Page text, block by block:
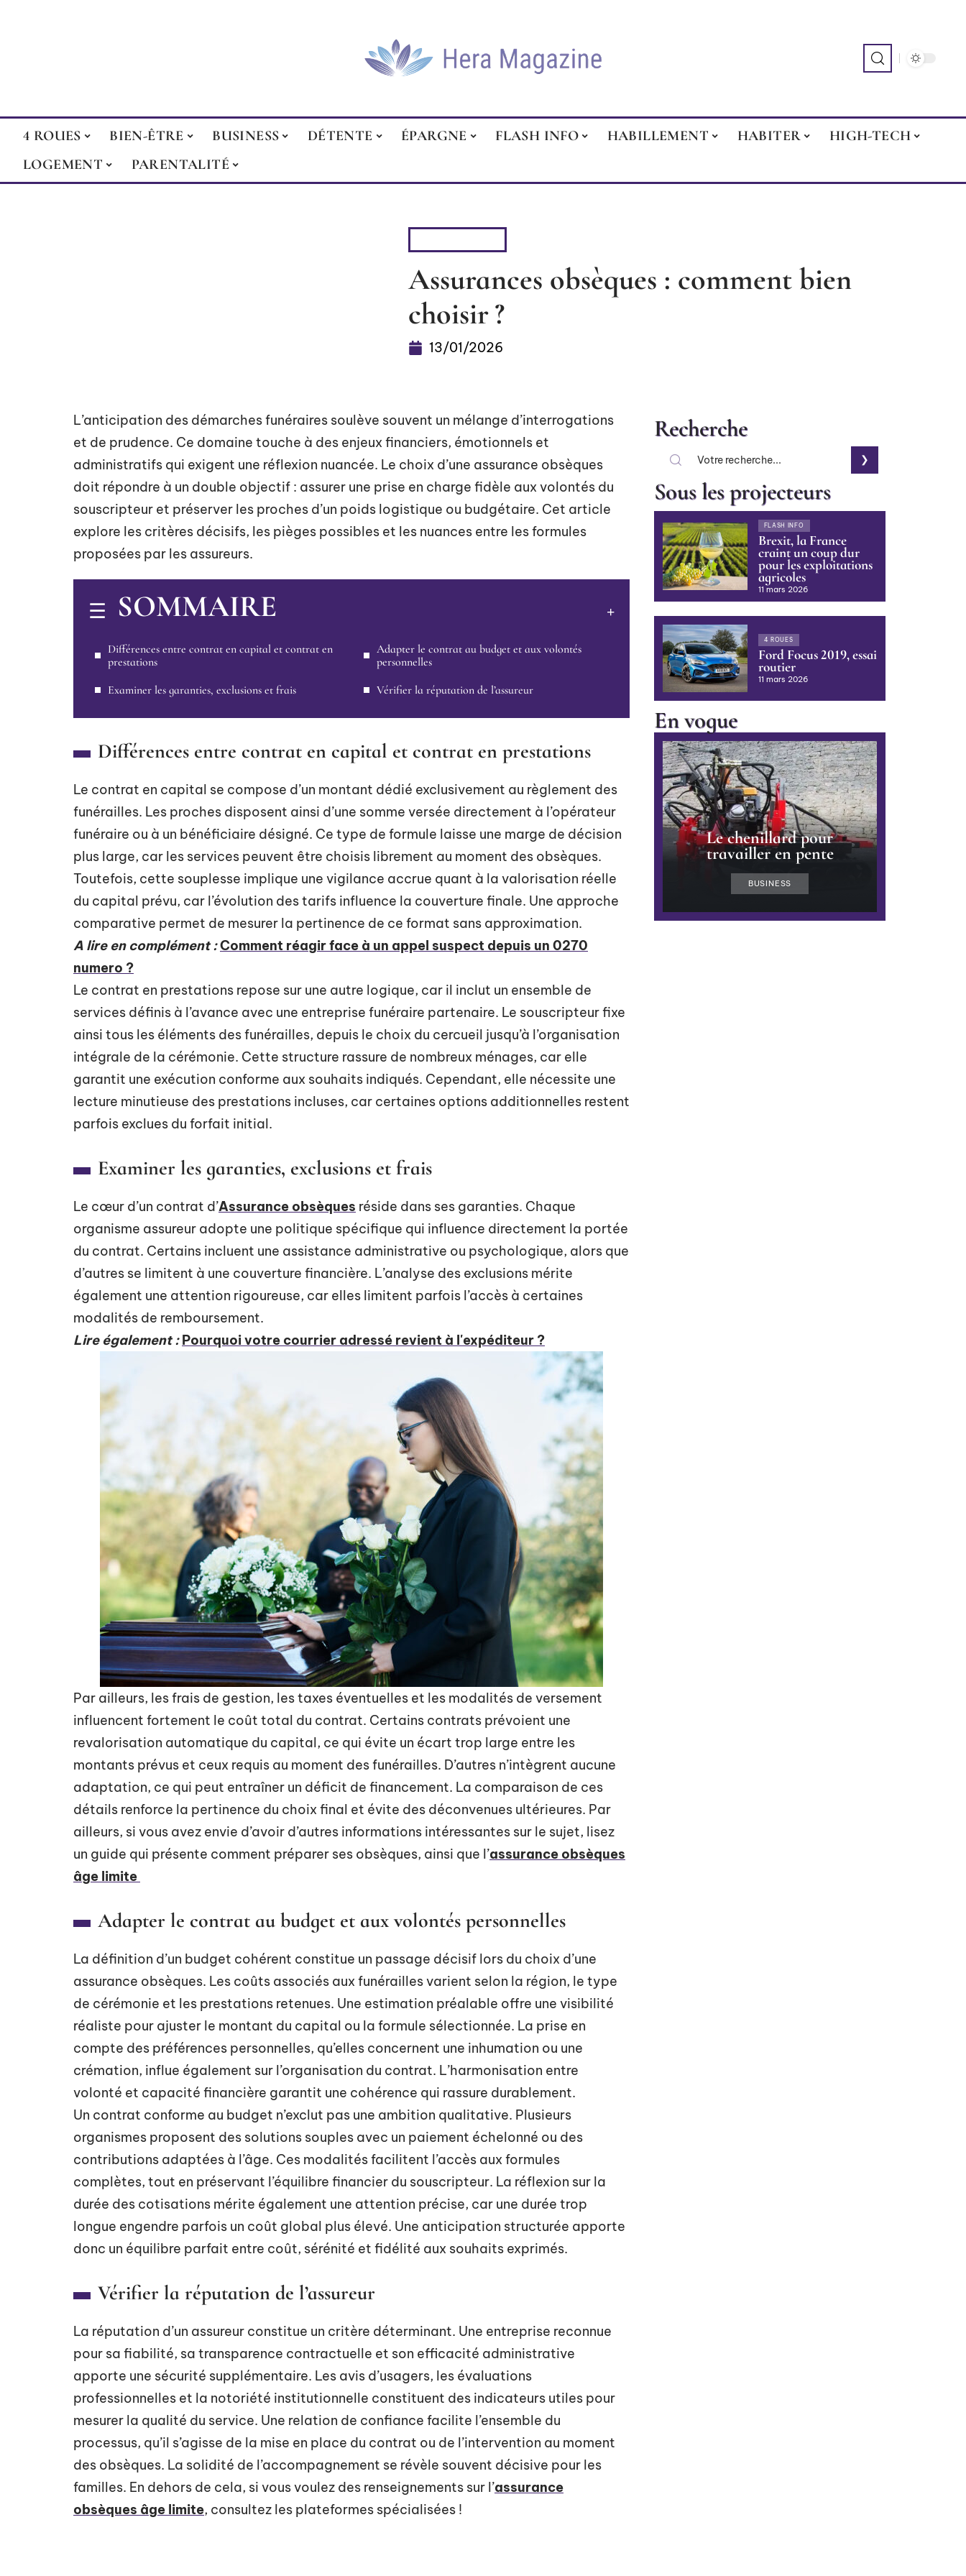
4 ROUES BIEN-ÊTRE BUSINESS DÉTENTE ÉPARGNE FLASH INFO HABILLEMENT HABITER
HIGH-TECH
LOGEMENT
PARENTALITÉ
Assurances obsèques : comment bien
choisir ?
13/01/2026
L’anticipation des démarches funéraires soulève souvent un mélange d’interrogations
et de prudence. Ce domaine touche à des enjeux financiers, émotionnels et
administratifs qui exigent une réflexion nuancée. Le choix d’une assurance obsèques
doit répondre à un double objectif : assurer une prise en charge fidèle aux volontés du
souscripteur et préserver les proches d’un poids logistique ou budgétaire. Cet article
explore les critères décisifs, les pièges possibles et les nuances entre les formules
proposées par les assureurs.
SOMMAIRE
Différences entre contrat en capital et contrat en
prestations
Examiner les garanties, exclusions et frais
Adapter le contrat au budget et aux volontés
personnelles
Vérifier la réputation de l’assureur
Différences entre contrat en capital et contrat en prestations
Le contrat en capital se compose d’un montant dédié exclusivement au règlement des
funérailles. Les proches disposent ainsi d’une somme versée directement à l’opérateur
funéraire ou à un bénéficiaire désigné. Ce type de formule laisse une marge de décision
plus large, car les services peuvent être choisis librement au moment des obsèques.
Toutefois, cette souplesse implique une vigilance accrue quant à la valorisation réelle
du capital prévu, car l’évolution des tarifs influence la couverture finale. Une approche
comparative permet de mesurer la pertinence de ce format sans approximation.
A lire en complément :Comment réagir face à un appel suspect depuis un 0270
numero ?
Le contrat en prestations repose sur une autre logique, car il inclut un ensemble de
services définis à l’avance avec une entreprise funéraire partenaire. Le souscripteur fixe
ainsi tous les éléments des funérailles, depuis le choix du cercueil jusqu’à l’organisation
intégrale de la cérémonie. Cette structure rassure de nombreux ménages, car elle
garantit une exécution conforme aux souhaits indiqués. Cependant, elle nécessite une
lecture minutieuse des prestations incluses, car certaines options additionnelles restent
parfois exclues du forfait initial.
Examiner les garanties, exclusions et frais
Le cœur d’un contrat d’Assurance obsèques réside dans ses garanties. Chaque
organisme assureur adopte une politique spécifique qui influence directement la portée
du contrat. Certains incluent une assistance administrative ou psychologique, alors que
d’autres se limitent à une couverture financière. L’analyse des exclusions mérite
également une attention rigoureuse, car elles limitent parfois l’accès à certaines
modalités de remboursement.
Lire également : Pourquoi votre courrier adressé revient à l'expéditeur ?
Par ailleurs, les frais de gestion, les taxes éventuelles et les modalités de versement
influencent fortement le coût total du contrat. Certains contrats prévoient une
revalorisation automatique du capital, ce qui évite un écart trop large entre les
montants prévus et ceux requis au moment des funérailles. D’autres n’intègrent aucune
adaptation, ce qui peut entraîner un déficit de financement. La comparaison de ces
détails renforce la pertinence du choix final et évite des déconvenues ultérieures. Par
ailleurs, si vous avez envie d’avoir d’autres informations intéressantes sur le sujet, lisez
un guide qui présente comment préparer ses obsèques, ainsi que l’assurance obsèques
âge limite
Adapter le contrat au budget et aux volontés personnelles
La définition d’un budget cohérent constitue un passage décisif lors du choix d’une
assurance obsèques. Les coûts associés aux funérailles varient selon la région, le type
de cérémonie et les prestations retenues. Une estimation préalable offre une visibilité
réaliste pour ajuster le montant du capital ou la formule sélectionnée. La prise en
compte des préférences personnelles, qu’elles concernent une inhumation ou une
crémation, influe également sur l’organisation du contrat. L’harmonisation entre
volonté et capacité financière garantit une cohérence qui rassure durablement.
Un contrat conforme au budget n’exclut pas une ambition qualitative. Plusieurs
organismes proposent des solutions souples avec un paiement échelonné ou des
contributions adaptées à l’âge. Ces modalités facilitent l’accès aux formules
complètes, tout en préservant l’équilibre financier du souscripteur. La réflexion sur la
durée des cotisations mérite également une attention précise, car une durée trop
longue engendre parfois un coût global plus élevé. Une anticipation structurée apporte
donc un équilibre parfait entre coût, sérénité et fidélité aux souhaits exprimés.
Vérifier la réputation de l’assureur
La réputation d’un assureur constitue un critère déterminant. Une entreprise reconnue
pour sa fiabilité, sa transparence contractuelle et son efficacité administrative
apporte une sécurité supplémentaire. Les avis d’usagers, les évaluations
professionnelles et la notoriété institutionnelle constituent des indicateurs utiles pour
mesurer la qualité du service. Une relation de confiance facilite l’ensemble du
processus, qu’il s’agisse de la mise en place du contrat ou de l’intervention au moment
des obsèques. La solidité de l’accompagnement se révèle souvent décisive pour les
familles. En dehors de cela, si vous voulez des renseignements sur l’assurance
obsèques âge limite, consultez les plateformes spécialisées !
Recherche
Sous les projecteurs
FLASH INFO
Brexit, la France
craint un coup dur
pour les exploitations
agricoles
11 mars 2026
4 ROUES
Ford Focus 2019, essai
routier
11 mars 2026
En vogue
Le chenillard pour
travailler en pente
BUSINESS